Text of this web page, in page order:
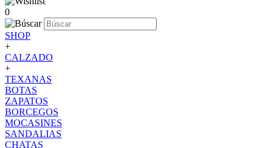
0
SHOP
+
CALZADO
+
TEXANAS
BOTAS
ZAPATOS
BORCEGOS
MOCASINES
SANDALIAS
CHATAS